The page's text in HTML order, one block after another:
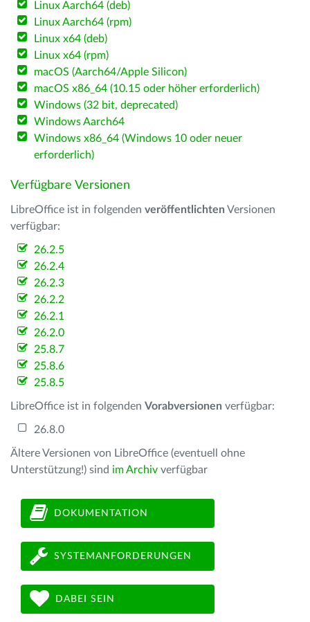
Linux Aarch64 (deb)
Linux Aarch64 (rpm)
Linux x64 (deb)
Linux x64 (rpm)
macOS (Aarch64/Apple Silicon)
macOS x86_64 (10.15 oder höher erforderlich)
Windows (32 bit, deprecated)
Windows Aarch64
Windows x86_64 (Windows 10 oder neuer
erforderlich)
Verfügbare Versionen
LibreOffice ist in folgenden veröffentlichten Versionen
verfügbar:
26.2.5
26.2.4
26.2.3
26.2.2
26.2.1
26.2.0
25.8.7
25.8.6
25.8.5
LibreOffice ist in folgenden Vorabversionen verfügbar:
26.8.0
Ältere Versionen von LibreOffice (eventuell ohne
Unterstützung!) sind im Archiv verfügbar
DOKUMENTATION
SYSTEMANFORDERUNGEN
DABEI SEIN